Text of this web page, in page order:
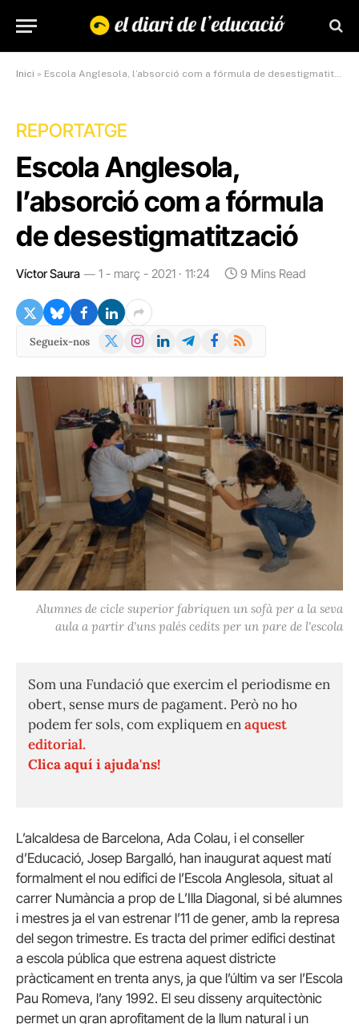
Inici » Escola Anglesola, l’absorció com a fórmula de desestigmatització
REPORTATGE
Escola Anglesola,
l’absorció com a fórmula
de desestigmatització
Víctor Saura 1 - març - 2021 · 11:24 9 Mins Read
Segueix-nos
X
Instagram
LinkedInTelegramFacebook
RSS
Alumnes de cicle superior fabriquen un sofà per a la seva
aula a partir d'uns palés cedits per un pare de l'escola
Som una Fundació que exercim el periodisme en
obert, sense murs de pagament. Però no ho
podem fer sols, com expliquem enaquest
editorial.
Clica aquí i ajuda'ns!
L’alcaldesa de Barcelona, Ada Colau, i el conseller
d’Educació, Josep Bargalló, han inaugurat aquest matí
formalment el nou edifici de l’Escola Anglesola, situat al
carrer Numància a prop de L’Illa Diagonal, si bé alumnes
i mestres ja el van estrenar l’11 de gener, amb la represa
del segon trimestre. Es tracta del primer edifici destinat
a escola pública que estrena aquest districte
pràcticament en trenta anys, ja que l’últim va ser l’Escola
Pau Romeva, l’any 1992. El seu disseny arquitectònic
permet un gran aprofitament de la llum natural i un